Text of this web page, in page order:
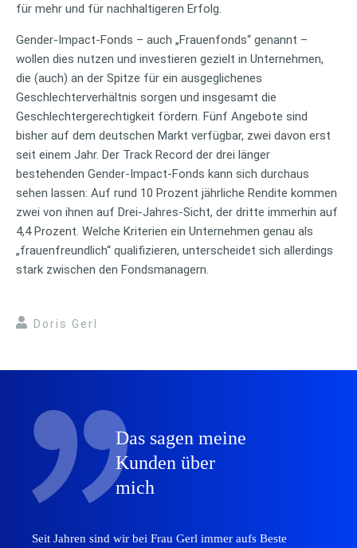
für mehr und für nachhaltigeren Erfolg.
Gender-Impact-Fonds – auch „Frauenfonds“ genannt –
wollen dies nutzen und investieren gezielt in Unternehmen,
die (auch) an der Spitze für ein ausgeglichenes
Geschlechterverhältnis sorgen und insgesamt die
Geschlechtergerechtigkeit fördern. Fünf Angebote sind
bisher auf dem deutschen Markt verfügbar, zwei davon erst
seit einem Jahr. Der Track Record der drei länger
bestehenden Gender-Impact-Fonds kann sich durchaus
sehen lassen: Auf rund 10 Prozent jährliche Rendite kommen
zwei von ihnen auf Drei-Jahres-Sicht, der dritte immerhin auf
4,4 Prozent. Welche Kriterien ein Unternehmen genau als
„frauenfreundlich“ qualifizieren, unterscheidet sich allerdings
stark zwischen den Fondsmanagern.
Doris Gerl
Das sagen meine
Kunden über
mich
Seit Jahren sind wir bei Frau Gerl immer aufs Beste